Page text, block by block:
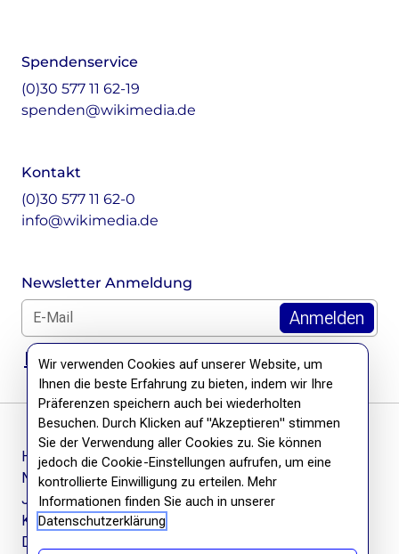
Spendenservice
(0)30 577 11 62-19
spenden@wikimedia.de
Kontakt
(0)30 577 11 62-0
info@wikimedia.de
Newsletter Anmeldung
E-Mail für Newsletter *
DSGVO Hinweis
Häufige Fragen
Newsletter
Jobs
Kontakt
Datenschutzerklärung
Wir verwenden Cookies auf unserer Website, um
Ihnen die beste Erfahrung zu bieten, indem wir Ihre
Präferenzen speichern auch bei wiederholten
Besuchen. Durch Klicken auf "Akzeptieren" stimmen
Sie der Verwendung aller Cookies zu. Sie können
jedoch die Cookie-Einstellungen aufrufen, um eine
kontrollierte Einwilligung zu erteilen. Mehr
Informationen finden Sie auch in unserer
Datenschutzerklärung